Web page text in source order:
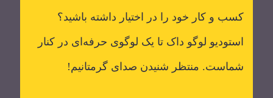
کسب و کار خود را در اختیار داشته باشید؟
استودیو لوگو داک تا یک لوگوی حرفه‌ای در کنار
شماست. منتظر شنیدن صدای گرمتانیم!